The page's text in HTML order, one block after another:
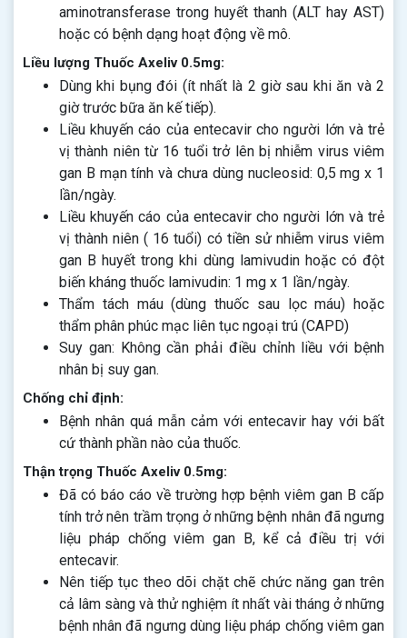
aminotransferase trong huyết thanh (ALT hay AST)
hoặc có bệnh dạng hoạt động về mô.
Liều lượng Thuốc Axeliv 0.5mg:
Dùng khi bụng đói (ít nhất là 2 giờ sau khi ăn và 2
giờ trước bữa ăn kế tiếp).
Liều khuyến cáo của entecavir cho người lớn và trẻ
vị thành niên từ 16 tuổi trở lên bị nhiễm virus viêm
gan B mạn tính và chưa dùng nucleosid: 0,5 mg x 1
lần/ngày.
Liều khuyến cáo của entecavir cho người lớn và trẻ
vị thành niên ( 16 tuổi) có tiền sử nhiễm virus viêm
gan B huyết trong khi dùng lamivudin hoặc có đột
biến kháng thuốc lamivudin: 1 mg x 1 lần/ngày.
Thẩm tách máu (dùng thuốc sau lọc máu) hoặc
thẩm phân phúc mạc liên tục ngoại trú (CAPD)
Suy gan: Không cần phải điều chỉnh liều với bệnh
nhân bị suy gan.
Chống chỉ định:
Bệnh nhân quá mẫn cảm với entecavir hay với bất
cứ thành phần nào của thuốc.
Thận trọng Thuốc Axeliv 0.5mg:
Đã có báo cáo về trường hợp bệnh viêm gan B cấp
tính trở nên trầm trọng ở những bệnh nhân đã ngưng
liệu pháp chống viêm gan B, kể cả điều trị với
entecavir.
Nên tiếp tục theo dõi chặt chẽ chức năng gan trên
cả lâm sàng và thử nghiệm ít nhất vài tháng ở những
bệnh nhân đã ngưng dùng liệu pháp chống viêm gan